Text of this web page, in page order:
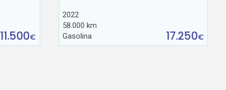
11.500€
2022
58.000 km
Gasolina
17.250€